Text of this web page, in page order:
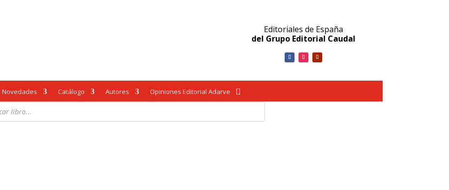
Editoriales de España
del Grupo Editorial Caudal
Novedades Catálogo Autores Opiniones Editorial Adarve